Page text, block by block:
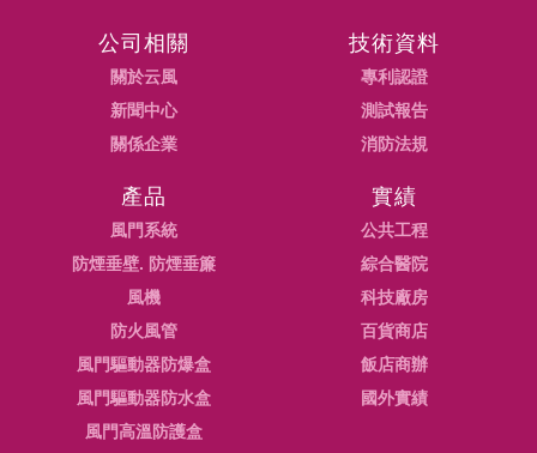
公司相關
關於云風
新聞中心
關係企業
技術資料
專利認證
測試報告
消防法規
產品
風門系統
防煙垂壁. 防煙垂簾
風機
防火風管
風門驅動器防爆盒
風門驅動器防水盒
風門高溫防護盒
實績
公共工程
綜合醫院
科技廠房
百貨商店
飯店商辦
國外實績